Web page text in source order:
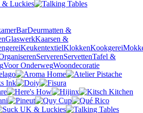
BarDeurmatten &
GlaswerkKaarsen &
KeukentextielKlokkenKookgerei
ServerenServettenTafel &
Voor OnderwegWoondecoratie